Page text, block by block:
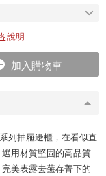
列抽屜邊櫃，在看似直
用材質堅固的高品質
美表露去蕪存菁下的
說明
加入購物車